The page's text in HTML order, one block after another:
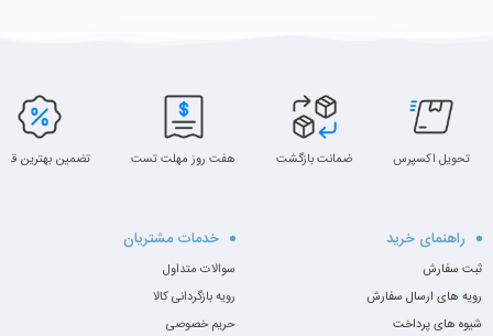
تحویل اکسپرس ضمانت بازگشت هفت روز مهلت تست تضمین بهترین
راهنمای خرید
ثبت سفارش
رویه های ارسال سفارش
شیوه های پرداخت
خدمات مشتریان
سوالات متداول
رویه بازگردانی کالا
حریم خصوصی